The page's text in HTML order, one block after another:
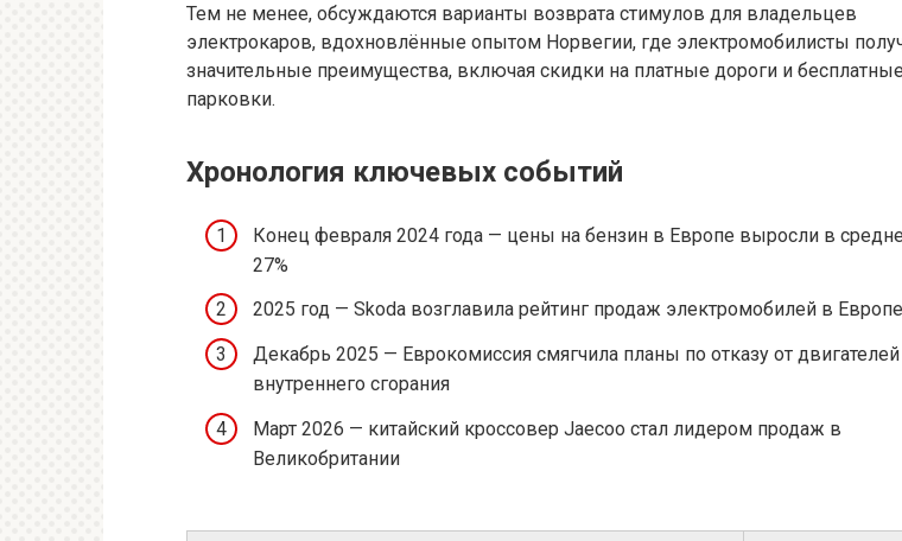
Тем не менее, обсуждаются варианты возврата стимулов для владельцев
электрокаров, вдохновлённые опытом Норвегии, где электромобилисты
значительные преимущества, включая скидки на платные дороги и бесплатные
парковки.
Хронология ключевых событий
Конец февраля 2024 года — цены на бензин в Европе выросли в
27%
2025 год — Skoda возглавила рейтинг продаж электромобилей в Европе
Декабрь 2025 — Еврокомиссия смягчила планы по отказу от двигателей
внутреннего сгорания
Март 2026 — китайский кроссовер Jaecoo стал лидером продаж в
Великобритании